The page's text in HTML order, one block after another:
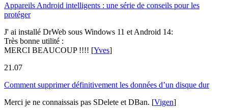
Appareils Android intelligents : une série de conseils pour les
protéger
J' ai installé DrWeb sous Windows 11 et Android 14:
Très bonne utilité :
MERCI BEAUCOUP !!!! [Yves]
21.07
Comment supprimer définitivement les données d’un disque dur
Merci je ne connaissais pas SDelete et DBan. [Vigen]